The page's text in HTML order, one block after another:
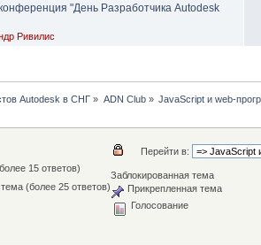
"День Разработчика Autodesk
Ривилис
Autodesk в СНГ » ADN Club» JavaScript и web-
Перейти в:
15 ответов)
(более 25 ответов)
Заблокированная тема
Прикрепленная тема
Голосование